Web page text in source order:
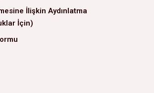
İlişkin Aydınlatma
İçin)